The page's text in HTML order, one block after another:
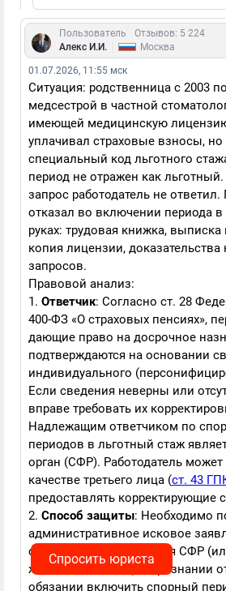
Пользователь
Отзывов: 5 224
Алекс И.И.
Москва
01.07.2026, 11:55 мск
Ситуация: родственница с 2003
медсестрой в частной
имеющей медицинскую
уплачивал страховые взносы, но
специальный код льготного
период не отражен как
запрос работодатель не
отказал во включении периода
руках: трудовая книжка, выписка
копия лицензии, доказательства
запросов.
Правовой анализ:
1. Ответчик: Согласно ст. 28
400-ФЗ «О страховых пенсиях»,
дающие право на досрочное
подтверждаются на основании
индивидуального
Если сведения неверны или
вправе требовать их
Надлежащим ответчиком по
периодов в льготный стаж
орган (СФР). Работодатель
качестве третьего лица (ст. 43
предоставлять корректирующие
2. Способ защиты: Необходимо
административное исковое
суд по месту нахождения СФР
жительства истца) о признании
обязании включить спорный
Спросить юриста